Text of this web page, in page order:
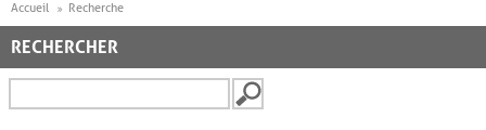
Accueil Recherche
RECHERCHER